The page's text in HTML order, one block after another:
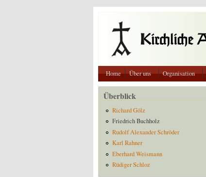
Home Über uns Organisation
Überblick
Richard Gölz
Friedrich Buchholz
Rudolf Alexander Schröder
Karl Rahner
Eberhard Weismann
Rüdiger Schloz